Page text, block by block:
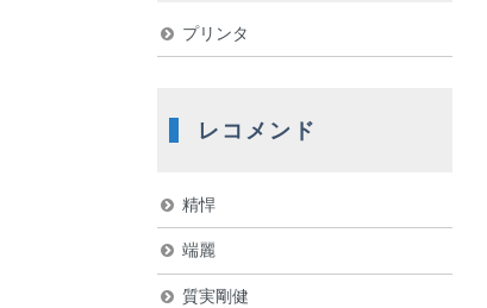
プリンタ
レコメンド
精悍
端麗
質実剛健